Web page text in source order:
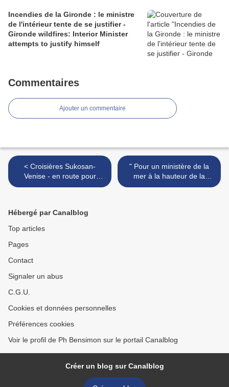
Incendies de la Gironde : le ministre
de l'intérieur tente de se justifier -
Gironde wildfires: Interior Minister
attempts to justify himself
Commentaires
Ajouter un commentaire
< Croisières Sukosan-
Venise - en route pour
Sukosan - Flixbus - Covid
" Pour un ministère de la
mer à la hauteur de la
transition écologique ! " >
Hébergé par Canalblog
Top articles
Pages
Contact
Signaler un abus
C.G.U.
Cookies et données personnelles
Préférences cookies
Voir le profil de Ph Bensimon sur le portail Canalblog
Créer un blog sur Canalblog